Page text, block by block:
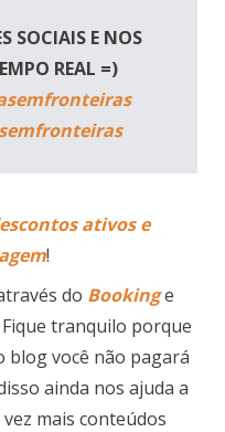
SOCIAIS E NOS
REAL =)
ativos e
!
do Bookinge
tranquilo porque
blog você não pagará
ainda nos ajuda a
mais conteúdos